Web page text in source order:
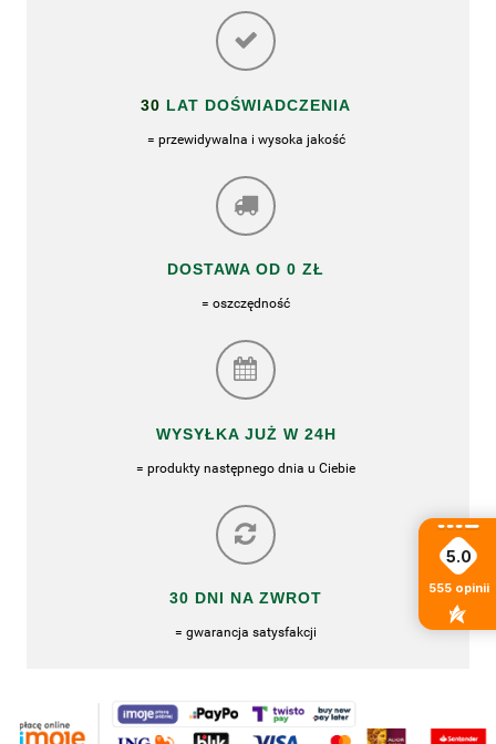
30 LAT DOŚWIADCZENIA
= przewidywalna i wysoka jakość
DOSTAWA OD 0 ZŁ
= oszczędność
WYSYŁKA JUŻ W 24H
= produkty następnego dnia u Ciebie
30 DNI NA ZWROT
= gwarancja satysfakcji
5.0
555 opinii